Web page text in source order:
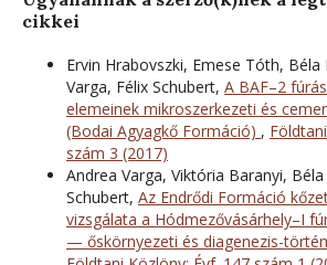
cikkei
Ervin Hrabovszki, Emese Tóth, Béla
Varga, Félix Schubert, A BAF–2
elemeinek mikroszerkezeti és
(Bodai Agyagkő Formáció) ,
szám 3 (2017)
Andrea Varga, Viktória Baranyi, Béla
Schubert, Az Endrődi Formáció
vizsgálata a Hódmezővásárhely–I
— őskörnyezeti és diagenezis-